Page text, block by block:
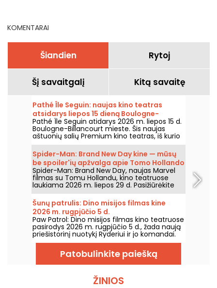
KOMENTARAI
Šiandien Rytoj
Šį savaitgalį Kitą savaitę
Pathé Île Seguin: naujas kino teatras
atsidarys liepos 15 dieną Boulogne-
Billancourt
Pathé Île Seguin atidarys 2026 m. liepos 15 d.
Boulogne-Billancourt mieste. Šis naujas
aštuonių salių Premium kino teatras, iš kurio
viena salė – IMAX, įsikurs Pointe des Arts
teritorijoje Île Seguin saloje.
Spider-Man: Brand New Day kine — mūsų
be spoiler'ių apžvalga apie Tomo Hollando
grįžimą į Žmogų-Vorą
Spider-Man: Brand New Day, naujas Marvel
filmas su Tomu Hollandu, kino teatruose
laukiama 2026 m. liepos 29 d. Pasižiūrėkite
mūsų apžvalgą!
Šunų patrulis: Dino misijos filmas kine
2026 m. rugpjūčio 5 d.
Paw Patrol: Dino misijos filmas kino teatruose
pasirodys 2026 m. rugpjūčio 5 d., žada naują
priešistorinį nuotykį Ryderiui ir jo komandai.
Patobulinkite paiešką
ŽINIOS